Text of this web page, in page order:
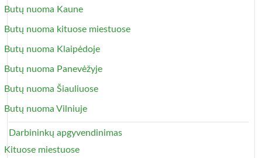
Butų nuoma Kaune
Butų nuoma kituose miestuose
Butų nuoma Klaipėdoje
Butų nuoma Panevėžyje
Butų nuoma Šiauliuose
Butų nuoma Vilniuje
Darbininkų apgyvendinimas
Kituose miestuose